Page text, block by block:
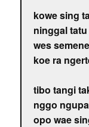
kowe sing
ninggal
wes
koe ra
tibo tangi
nggo
opo wae